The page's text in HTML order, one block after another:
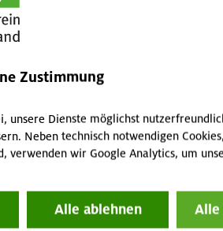
Café König in Aschau. Im schattigen
Berg im Priental.
Zustimmung
unsere Dienste möglichst
Neben technisch notwendigen
verwenden wir Google Analytics, um
Alle ablehnen Alle